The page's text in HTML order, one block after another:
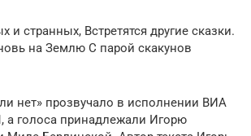
и странных, Встретятся другие сказки.
на Землю С парой скакунов
нет» прозвучало в исполнении ВИА
голоса принадлежали Игорю